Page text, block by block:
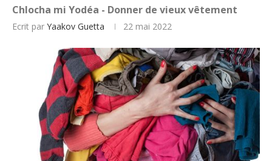
Chlocha mi Yodéa - Donner de vieux vêtement
Ecrit par Yaakov Guetta 22 mai 2022